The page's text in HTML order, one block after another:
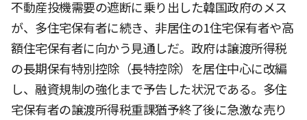
不動産投機需要の遮断に乗り出した韓国政府のメス
が、多住宅保有者に続き、非居住の1住宅保有者や高
額住宅保有者に向かう見通しだ。政府は譲渡所得税
の長期保有特別控除（長特控除）を居住中心に改編
し、融資規制の強化まで予告した状況である。多住
宅保有者の譲渡所得税重課猶予終了後に急激な売り